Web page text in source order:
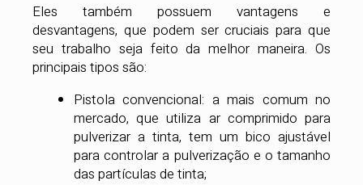
Eles também possuem vantagens e
desvantagens, que podem ser cruciais para que
seu trabalho seja feito da melhor maneira. Os
principais tipos são:
Pistola convencional: a mais comum no
mercado, que utiliza ar comprimido para
pulverizar a tinta, tem um bico ajustável
para controlar a pulverização e o tamanho
das partículas de tinta;